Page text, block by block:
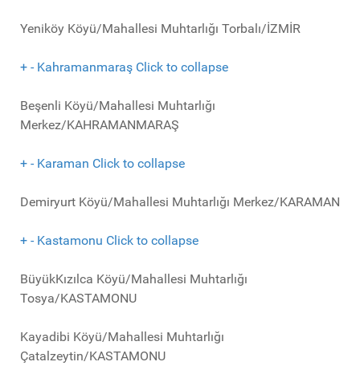
Yeniköy Köyü/Mahallesi Muhtarlığı Torbalı/İZMİR
+ - Kahramanmaraş Click to collapse
Beşenli Köyü/Mahallesi Muhtarlığı
Merkez/KAHRAMANMARAŞ
+ - Karaman Click to collapse
Demiryurt Köyü/Mahallesi Muhtarlığı Merkez/KARAMAN
+ - Kastamonu Click to collapse
BüyükKızılca Köyü/Mahallesi Muhtarlığı
Tosya/KASTAMONU
Kayadibi Köyü/Mahallesi Muhtarlığı
Çatalzeytin/KASTAMONU